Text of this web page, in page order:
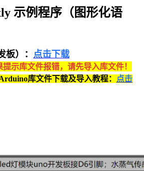
示例程序（图形化语
板）： 点击下载
示库文件报错，请先导入库文件！
库文件下载及导入教程：
点击